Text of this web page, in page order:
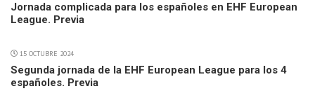
Jornada complicada para los españoles en EHF European
League. Previa
15 OCTUBRE 2024
Segunda jornada de la EHF European League para los 4
españoles. Previa